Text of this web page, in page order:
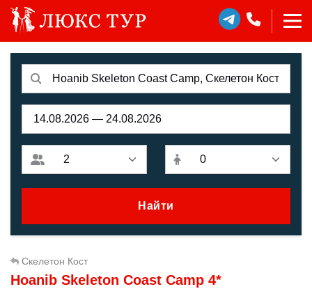
Найти
Скелетон Кост
Hoanib Skeleton Coast Camp 4*